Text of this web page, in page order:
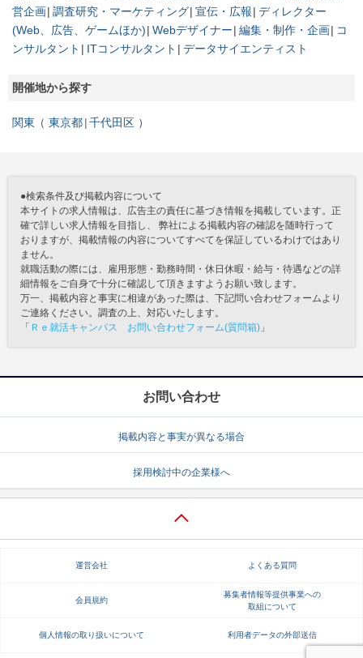
営企画 調査研究・マーケティング 宣伝・広報 ディレクター
(Web、広告、ゲームほか) Webデザイナー 編集・制作・企画
コ
ンサルタント
ITコンサルタント データサイエンティスト
開催地から探す
関東 東京都 千代田区
●検索条件及び掲載内容について
本サイトの求人情報は、広告主の責任に基づき情報を掲載しています。正
確で詳しい求人情報を目指し、 弊社による掲載内容の確認を随時行って
おりますが、掲載情報の内容についてすべてを保証しているわけではあり
ません。
就職活動の際には、雇用形態・勤務時間・休日休暇・給与・待遇などの詳
細情報をご自身で十分に確認して頂きますようお願い致します。
万一、掲載内容と事実に相違があった際は、下記問い合わせフォームより
ご連絡ください。調査の上、対応いたします。
「 Ｒｅ就活キャンパス お問い合わせフォーム(質問箱) 」
お問い合わせ
掲載内容と事実が異なる場合
採用検討中の企業様へ
運営会社 よくある質問
会員規約
募集者情報等提供事業への
取組について
個人情報の取り扱いについて 利用者データの外部送信